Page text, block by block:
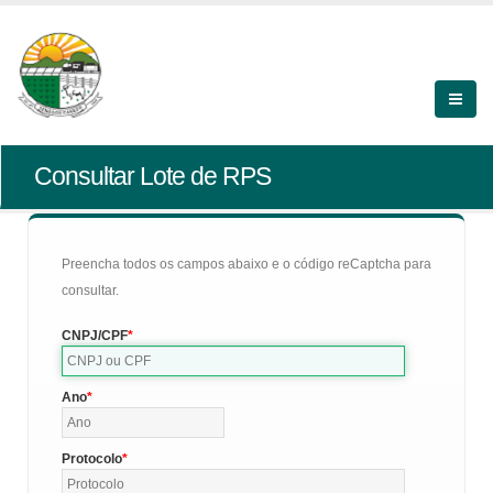
Consultar Lote de RPS
Preencha todos os campos abaixo e o código reCaptcha para
consultar.
CNPJ/CPF
Ano
Protocolo